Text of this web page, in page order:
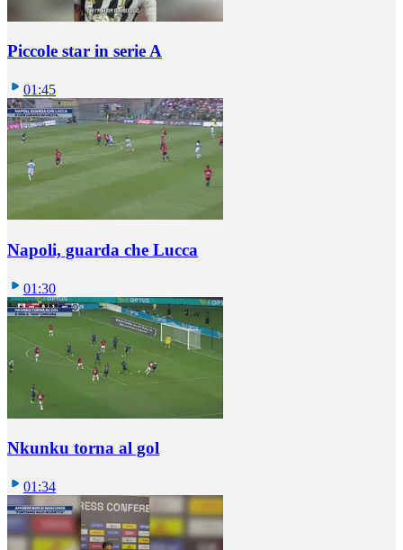
Piccole star in serie A
01:45
Napoli, guarda che Lucca
01:30
Nkunku torna al gol
01:34